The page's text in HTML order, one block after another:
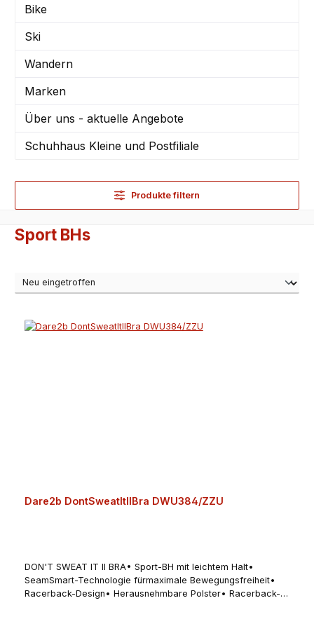
Bike
Ski
Wandern
Marken
Über uns - aktuelle Angebote
Schuhhaus Kleine und Postfiliale
Produkte filtern
Sport BHs
Dare2b DontSweatItIIBra DWU384/ZZU
DON'T SWEAT IT II BRA• Sport-BH mit leichtem Halt•
SeamSmart-Technologie fürmaximale Bewegungsfreiheit•
Racerback-Design• Herausnehmbare Polster• Racerback-